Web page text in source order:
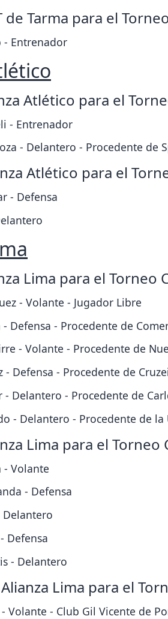
de Tarma para el
- Entrenador
Atlético para el
- Entrenador
- Delantero - Procedente de
Atlético para el
- Defensa
Lima para el Torneo
- Volante - Jugador Libre
Defensa - Procedente de
- Volante - Procedente de
- Defensa - Procedente de
- Delantero - Procedente de
- Delantero - Procedente de
Lima para el Torneo
- Volante
- Defensa
Delantero
Defensa
- Delantero
Lima para el
- Volante - Club Gil Vicente de